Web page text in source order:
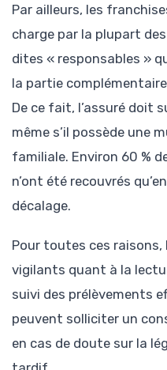
Par ailleurs, les
charge par la plupart
dites « responsables »
la partie
De ce fait, l’assuré doit
même s’il possède une
familiale. Environ 60 %
n’ont été recouvrés
décalage.
Pour toutes ces
vigilants quant à la
suivi des prélèvements
peuvent solliciter un
en cas de doute sur la